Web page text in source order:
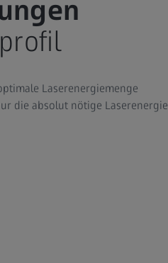
Laserenergiemenge
die absolut nötige Laserenergie